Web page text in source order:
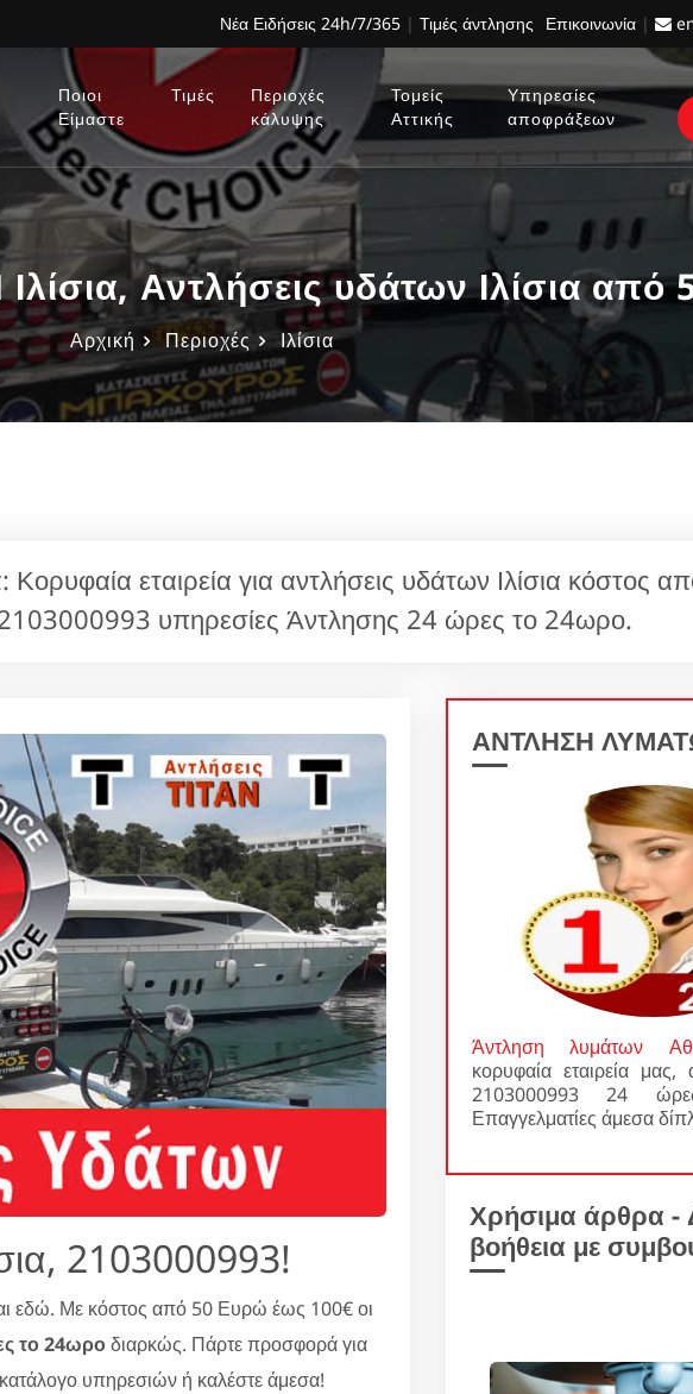
Νέα Ειδήσεις 24h/7/365 | Τιμές άντλησης Επικοινωνία |
Ποιοι
Είμαστε
Τιμές
Περιοχές
κάλυψης
Τομείς
Αττικής
Υπηρεσίες
αποφράξεων
Αντλήσεις υδάτων Ιλίσια από
Αρχική Περιοχές Ιλίσια
εταιρεία για αντλήσεις υδάτων Ιλίσια κόστος
υπηρεσίες Άντλησης 24 ώρες το 24ωρο.
2103000993!
εδώ. Με κόστος από 50 Ευρώ έως 100€ οι
το 24ωροδιαρκώς. Πάρτε προσφορά για
υπηρεσιών ή καλέστε άμεσα!
ΑΝΤΛΗΣΗ
Άντληση λυμάτων
κορυφαία εταιρεία
2103000993 24
Επαγγελματίες άμεσα
Χρήσιμα άρθρα
βοήθεια με